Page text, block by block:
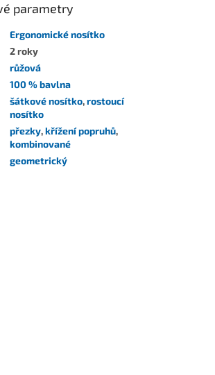
parametry
Ergonomické nosítko
2 roky
růžová
100 % bavlna
šátkové nosítko,rostoucí
nosítko
přezky,křížení popruhů,
kombinované
geometrický